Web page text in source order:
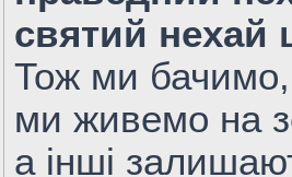
святий нехай
Тож ми
ми живемо на
а інші